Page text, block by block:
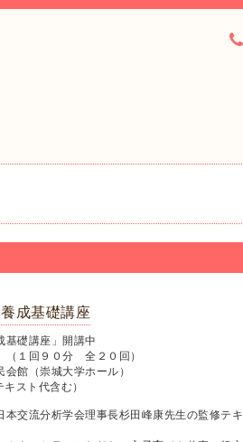
成基礎講座
基礎講座」開講中
（１回９０分 全２０回）
館（崇城大学ホール）
スト代含む）
本交流分析学会理事長杉田峰康先生の監修テキ